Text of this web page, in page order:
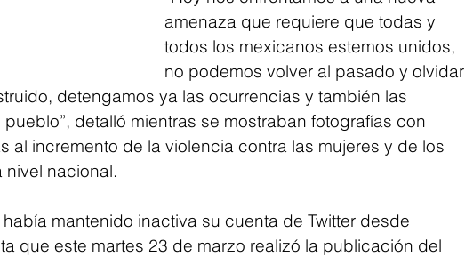
amenaza que requiere que todas y
todos los mexicanos estemos unidos,
no podemos volver al pasado y olvidar
detengamos ya las ocurrencias y también las
detalló mientras se mostraban fotografías con
al incremento de la violencia contra las mujeres y de los
nacional.
mantenido inactiva su cuenta de Twitter desde
que este martes 23 de marzo realizó la publicación del